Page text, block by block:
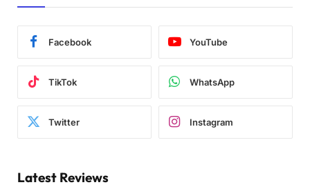
Facebook YouTube
TikTok WhatsApp
Twitter Instagram
Latest Reviews